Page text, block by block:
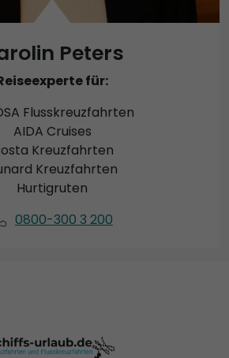
Peters
für:
Flusskreuzfahrten
AIDA Cruises
Kreuzfahrten
Kreuzfahrten
Hurtigruten
0800-300 3 200